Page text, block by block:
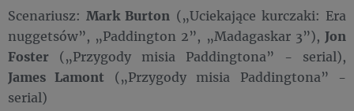
Scenariusz: Mark Burton („Uciekające kurczaki: Era
nuggetsów”, „Paddington 2”, „Madagaskar 3”), Jon
Foster („Przygody misia Paddingtona” - serial),
James Lamont („Przygody misia Paddingtona” -
serial)